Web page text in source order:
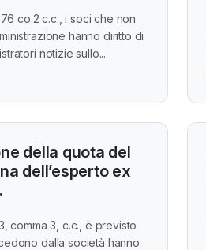
co.2 c.c., i soci che non
hanno diritto di
notizie sullo...
della quota del
dell’esperto ex
comma 3, c.c., è previsto
dalla società hanno